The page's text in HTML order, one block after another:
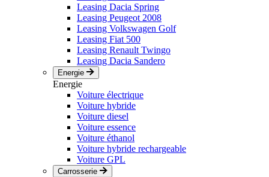
Leasing Dacia Spring
Leasing Peugeot 2008
Leasing Volkswagen Golf
Leasing Fiat 500
Leasing Renault Twingo
Leasing Dacia Sandero
Energie
Energie
Voiture électrique
Voiture hybride
Voiture diesel
Voiture essence
Voiture éthanol
Voiture hybride rechargeable
Voiture GPL
Carrosserie